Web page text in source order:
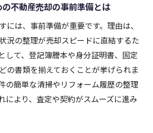
実現する大阪市の売却戦略とは
の不動産売却で即現金化を叶える戦
で不動産売却を実現するコツを解説
売却の現金化スピードを上げる方法
不動産売却の事前準備とは
には、事前準備が重要です。理由は、
況の整理が売却スピードに直結するた
して、登記簿謄本や身分証明書、固定
の書類を揃えておくことが挙げられま
の簡単な清掃やリフォーム履歴の整理
により、査定や契約がスムーズに進み